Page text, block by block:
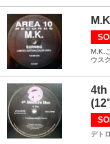
M.K.
ウス
4th
デト